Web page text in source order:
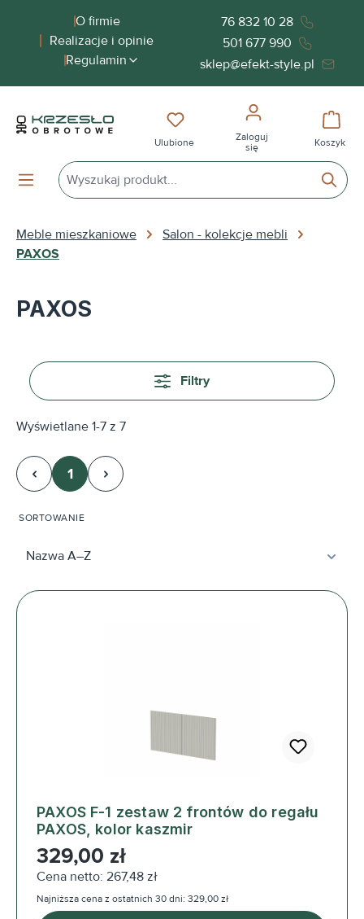
zawartościO firmie
Realizacje i opinie
Regulamin
76 832 10 28
501 677 990
sklep@efekt-style.pl
Masz 0 przedmioty na liście
Ulubione
Zaloguj
się
Koszyk
Meble mieszkaniowe
Salon - kolekcje mebli
PAXOS
PAXOS
Filtry
Wyświetlane 1-7 z 7
Strona
1
SORTOWANIE
PAXOS F-1 zestaw 2 frontów do regału
PAXOS, kolor kaszmir
Cena regularna:
329,00 zł
Cena netto: 267,48 zł
Najniższa cena z ostatnich 30 dni: 329,00 zł